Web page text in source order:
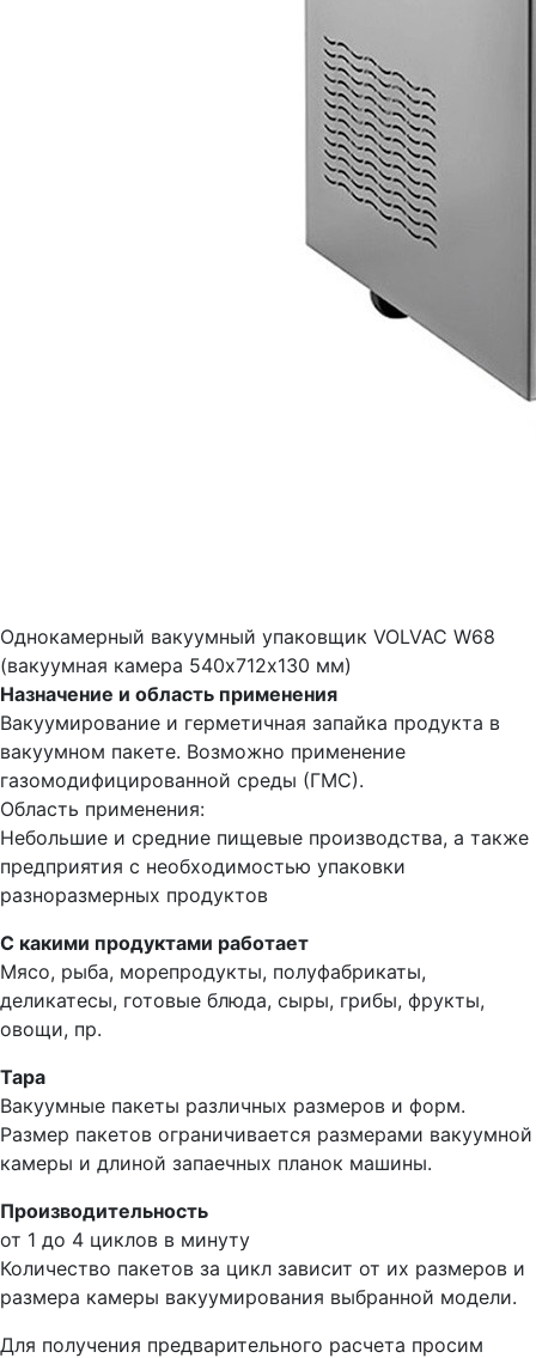
Однокамерный вакуумный упаковщик VOLVAC W68
(вакуумная камера 540х712х130 мм)
Назначение и область применения
Вакуумирование и герметичная запайка продукта в
вакуумном пакете. Возможно применение
газомодифицированной среды (ГМС).
Область применения:
Небольшие и средние пищевые производства, а также
предприятия с необходимостью упаковки
разноразмерных продуктов
С какими продуктами работает
Мясо, рыба, морепродукты, полуфабрикаты,
деликатесы, готовые блюда, сыры, грибы, фрукты,
овощи, пр.
Тара
Вакуумные пакеты различных размеров и форм.
Размер пакетов ограничивается размерами вакуумной
камеры и длиной запаечных планок машины.
Производительность
от 1 до 4 циклов в минуту
Количество пакетов за цикл зависит от их размеров и
размера камеры вакуумирования выбранной модели.
Для получения предварительного расчета просим